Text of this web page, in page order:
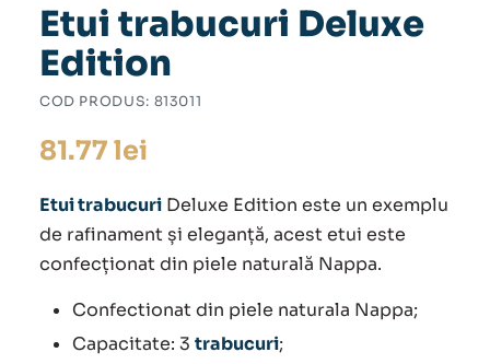
Etui trabucuri Deluxe
Edition
COD PRODUS: 813011
81.77 lei
Etui trabucuri Deluxe Edition este un exemplu
de rafinament și eleganță, acest etui este
confecționat din piele naturală Nappa.
Confectionat din piele naturala Nappa;
Capacitate: 3 trabucuri;